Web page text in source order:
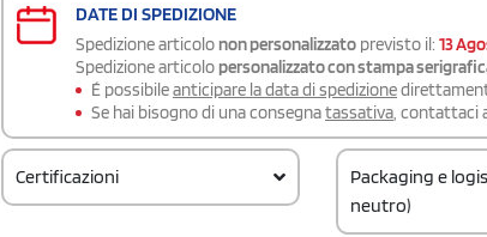
DATE DI SPEDIZIONE
Spedizione articolo non personalizzato previsto il: 13
Spedizione articolo personalizzato con stampa
É possibileanticipare la data di spedizione
Se hai bisogno di una consegnatassativa , contattaci
Certificazioni
Packaging e
neutro)